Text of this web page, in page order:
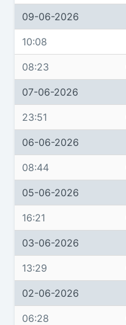
09-06-2026
10:08
08:23
07-06-2026
23:51
06-06-2026
08:44
05-06-2026
16:21
03-06-2026
13:29
02-06-2026
06:28